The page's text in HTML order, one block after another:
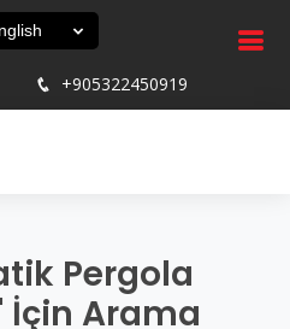
+905322450919
Pergola
İçin Arama